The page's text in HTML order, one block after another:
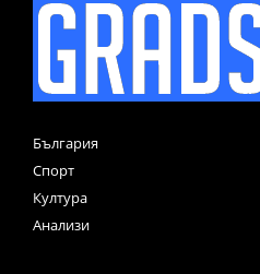
България
Спорт
Култура
Анализи